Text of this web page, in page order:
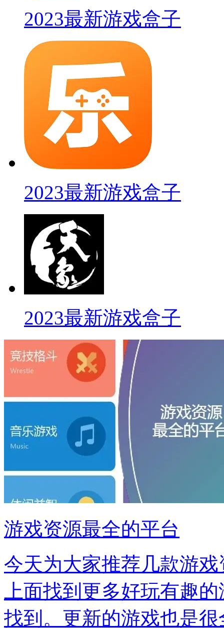
2023最新游戏盒子
2023最新游戏盒子
2023最新游戏盒子
游戏资源最全的平台
今天为大家推荐几款游
上面找到更多好玩有趣
找到。更新的游戏也是